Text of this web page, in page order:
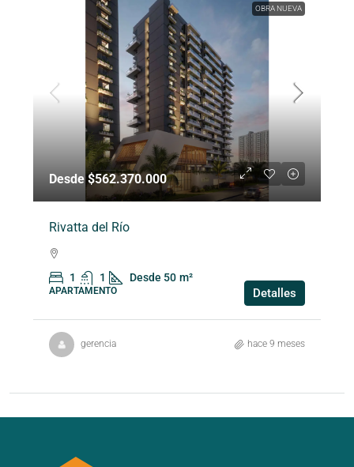
OBRA NUEVA
Desde $562.370.000
Rivatta del Río
1 1 Desde 50 m²
APARTAMENTO Detalles
gerencia hace 9 meses